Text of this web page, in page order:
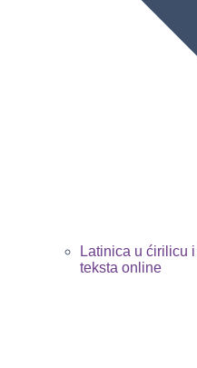
Latinica u ćirilicu
teksta online